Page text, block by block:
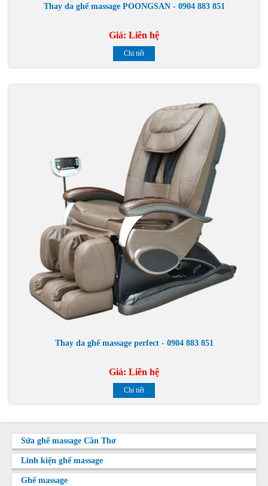
Thay da ghế massage POONGSAN - 0904 883 851
Giá: Liên hệ
Chi tiết
Thay da ghế massage perfect - 0904 883 851
Giá: Liên hệ
Chi tiết
Sửa ghế massage Cần Thơ
Linh kiện ghế massage
Ghế massage